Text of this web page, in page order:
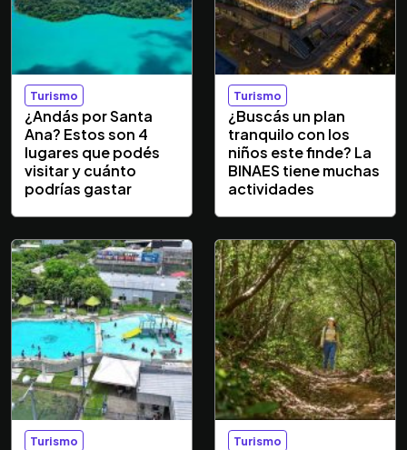
Turismo
¿Andás por Santa
Ana? Estos son 4
lugares que podés
visitar y cuánto
podrías gastar
Turismo
¿Buscás un plan
tranquilo con los
niños este finde? La
BINAES tiene muchas
actividades
Turismo Turismo